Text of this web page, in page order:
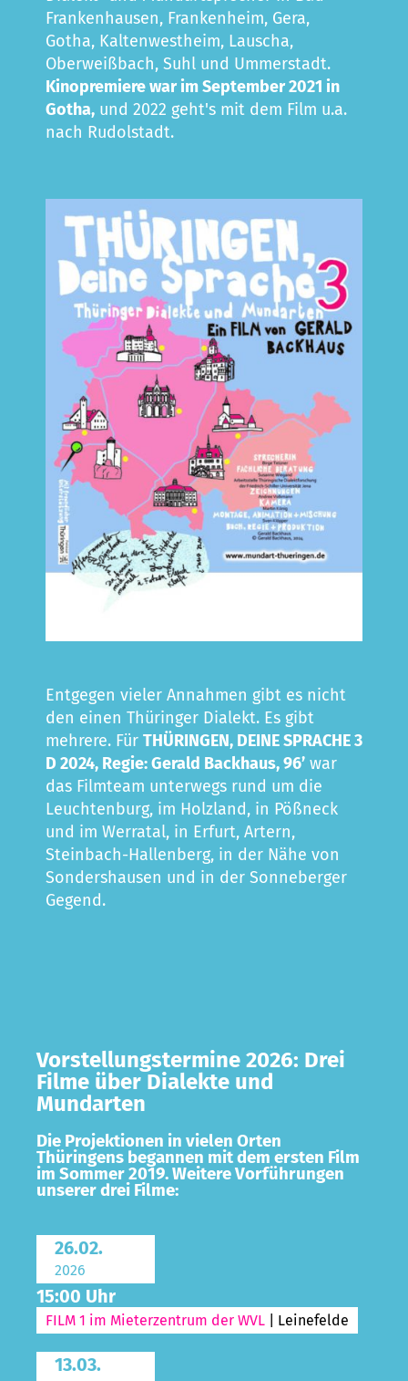
Frankenhausen, Frankenheim, Gera,
Gotha, Kaltenwestheim, Lauscha,
Oberweißbach, Suhl und Ummerstadt.
Kinopremiere war im September 2021 in
Gotha, und 2022 geht's mit dem Film u.a.
nach Rudolstadt.
Entgegen vieler Annahmen gibt es nicht
den einen Thüringer Dialekt. Es gibt
mehrere. Für THÜRINGEN, DEINE SPRACHE 3
D 2024, Regie: Gerald Backhaus, 96’ war
das Filmteam unterwegs rund um die
Leuchtenburg, im Holzland, in Pößneck
und im Werratal, in Erfurt, Artern,
Steinbach-Hallenberg, in der Nähe von
Sondershausen und in der Sonneberger
Gegend.
Vorstellungstermine 2026: Drei
Filme über Dialekte und
Mundarten
Die Projektionen in vielen Orten
Thüringens begannen mit dem ersten Film
im Sommer 2019. Weitere Vorführungen
unserer drei Filme:
26.02.
2026
15:00 Uhr
FILM 1 im Mieterzentrum der WVL | Leinefelde
13.03.